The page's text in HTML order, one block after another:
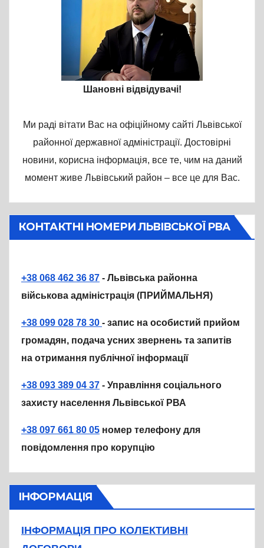
Шановні відвідувачі!
Ми раді вітати Вас на офіційному сайті Львівської
районної державної адміністрації. Достовірні
новини, корисна інформація, все те, чим на даний
момент живе Львівський район – все це для Вас.
КОНТАКТНІ НОМЕРИ ЛЬВІВСЬКОЇ РВА
+38 068 462 36 87 - Львівська районна
військова адміністрація (ПРИЙМАЛЬНЯ)
+38 099 028 78 30 - запис на особистий прийом
громадян, подача усних звернень та запитів
на отримання публічної інформації
+38 093 389 04 37 - Управління соціального
захисту населення Львівської РВА
+38 097 661 80 05 номер телефону для
повідомлення про корупцію
ІНФОРМАЦІЯ
ІНФОРМАЦІЯ ПРО КОЛЕКТИВНІ